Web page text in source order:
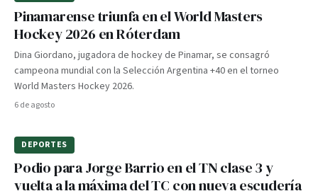
Pinamarense triunfa en el World Masters
Hockey 2026 en Róterdam
Dina Giordano, jugadora de hockey de Pinamar, se consagró
campeona mundial con la Selección Argentina +40 en el torneo
World Masters Hockey 2026.
6 de agosto
DEPORTES
Podio para Jorge Barrio en el TN clase 3 y
vuelta a la máxima del TC con nueva escudería